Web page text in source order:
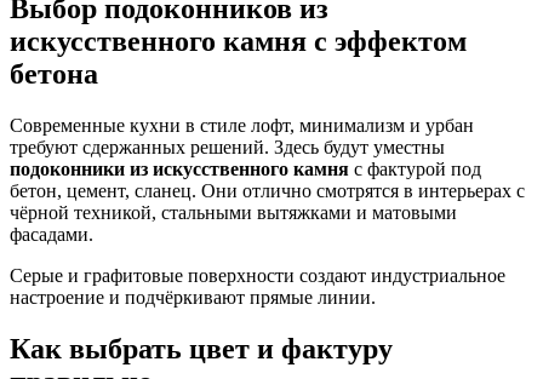
Выбор подоконников из
искусственного камня с эффектом
бетона
Современные кухни в стиле лофт, минимализм и урбан
требуют сдержанных решений. Здесь будут уместны
подоконники из искусственного камня с фактурой под
бетон, цемент, сланец. Они отлично смотрятся в интерьерах с
чёрной техникой, стальными вытяжками и матовыми
фасадами.
Серые и графитовые поверхности создают индустриальное
настроение и подчёркивают прямые линии.
Как выбрать цвет и фактуру